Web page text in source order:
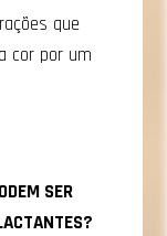
que
cor por um
SER